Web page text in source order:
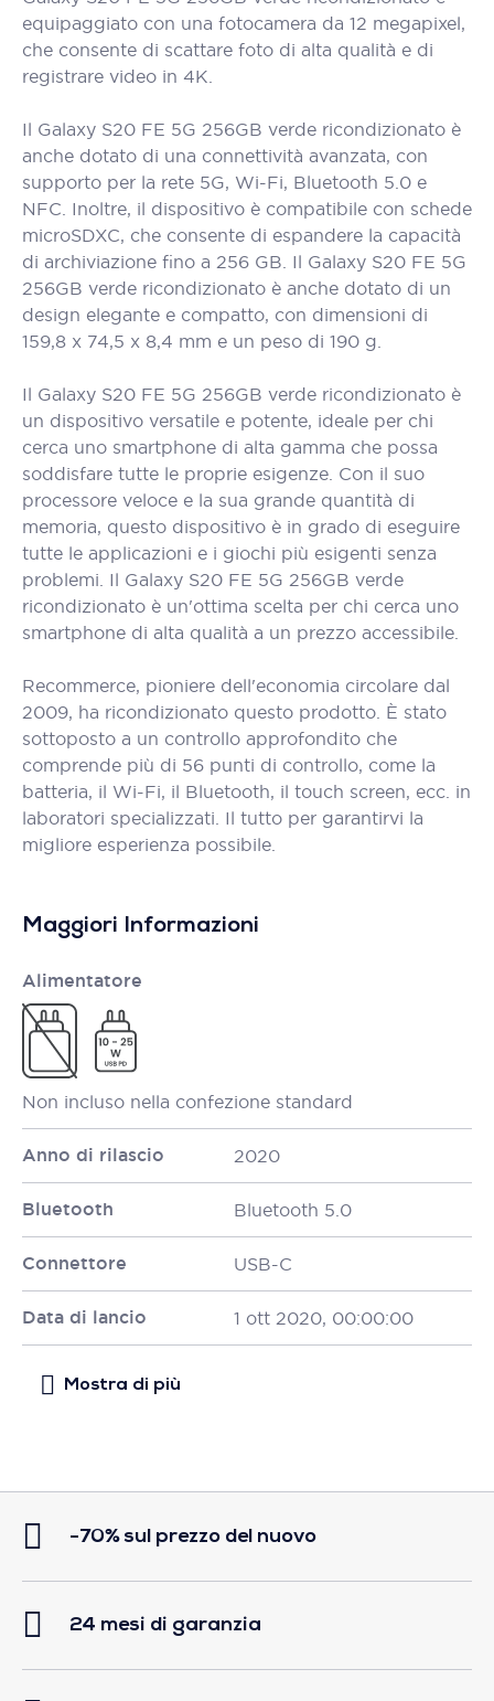
equipaggiato con una fotocamera da 12 megapixel,
che consente di scattare foto di alta qualità e di
registrare video in 4K.
Il Galaxy S20 FE 5G 256GB verde ricondizionato è
anche dotato di una connettività avanzata, con
supporto per la rete 5G, Wi-Fi, Bluetooth 5.0 e
NFC. Inoltre, il dispositivo è compatibile con schede
microSDXC, che consente di espandere la capacità
di archiviazione fino a 256 GB. Il Galaxy S20 FE 5G
256GB verde ricondizionato è anche dotato di un
design elegante e compatto, con dimensioni di
159,8 x 74,5 x 8,4 mm e un peso di 190 g.
Il Galaxy S20 FE 5G 256GB verde ricondizionato è
un dispositivo versatile e potente, ideale per chi
cerca uno smartphone di alta gamma che possa
soddisfare tutte le proprie esigenze. Con il suo
processore veloce e la sua grande quantità di
memoria, questo dispositivo è in grado di eseguire
tutte le applicazioni e i giochi più esigenti senza
problemi. Il Galaxy S20 FE 5G 256GB verde
ricondizionato è un'ottima scelta per chi cerca uno
smartphone di alta qualità a un prezzo accessibile.
Recommerce, pioniere dell'economia circolare dal
2009, ha ricondizionato questo prodotto. È stato
sottoposto a un controllo approfondito che
comprende più di 56 punti di controllo, come la
batteria, il Wi-Fi, il Bluetooth, il touch screen, ecc. in
laboratori specializzati. Il tutto per garantirvi la
migliore esperienza possibile.
Maggiori Informazioni
Alimentatore
Non incluso nella confezione standard
Anno di rilascio 2020
Bluetooth Bluetooth 5.0
Connettore USB-C
Data di lancio 1 ott 2020, 00:00:00
-70% sul prezzo del nuovo
24 mesi di garanzia